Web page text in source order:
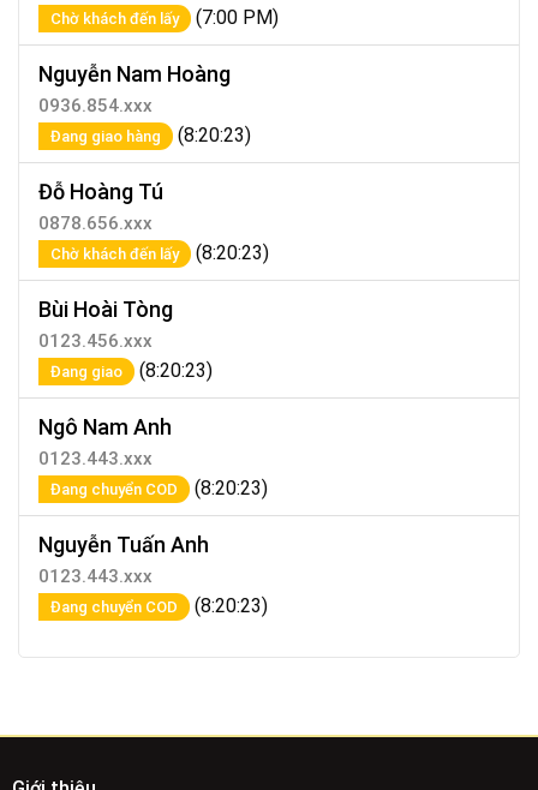
Chờ khách đến lấy (7:00 PM)
Nguyễn Nam Hoàng
0936.854.xxx
Đang giao hàng (8:20:23)
Đỗ Hoàng Tú
0878.656.xxx
Chờ khách đến lấy (8:20:23)
Bùi Hoài Tòng
0123.456.xxx
Đang giao (8:20:23)
Ngô Nam Anh
0123.443.xxx
Đang chuyển COD (8:20:23)
Nguyễn Tuấn Anh
0123.443.xxx
Đang chuyển COD (8:20:23)